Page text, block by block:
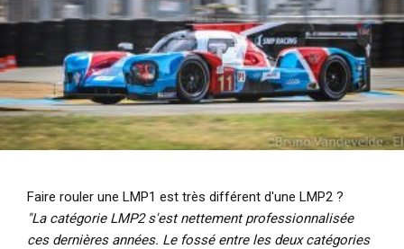
Faire rouler une LMP1 est très différent d'une LMP2 ?
"La catégorie LMP2 s'est nettement professionnalisée
ces dernières années. Le fossé entre les deux catégories